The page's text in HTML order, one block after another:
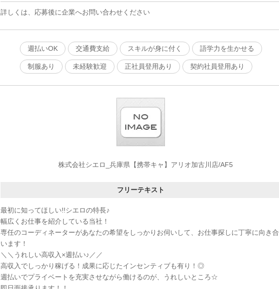
詳しくは、応募後に企業へお問い合わせください
週払いOK
交通費支給 スキルが身に付く 語学力を生かせる
制服あり 未経験歓迎 正社員登用あり 契約社員登用あり
株式会社シエロ_兵庫県【携帯キャ】アリオ加古川店/AF5
フリーテキスト
最初に知ってほしい!!シエロの特長♪
幅広くお仕事を紹介している当社！
専任のコーディネーターがあなたの希望をしっかりお伺いして、お仕事探しに丁寧に向き合
います！
＼＼うれしい高収入×週払い♪／／
高収入でしっかり稼げる！成果に応じたインセンティブも有り！◎
週払いでプライベートを充実させながら働けるのが、うれしいところ☆